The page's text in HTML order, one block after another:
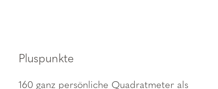
Pluspunkte
160 ganz persönliche Quadratmeter als